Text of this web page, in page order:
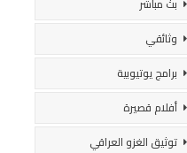
وثائقي
برامج يوتيوبية
أفلام قصيرة
توثيق الغزو العراقي